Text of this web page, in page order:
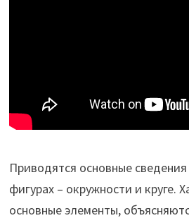
Приводятся основные
фигурах – окружности и круге.
основные элементы,